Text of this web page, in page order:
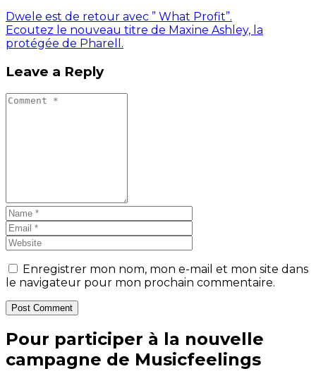
Dwele est de retour avec ” What Profit”.
Ecoutez le nouveau titre de Maxine Ashley, la
protégée de Pharell.
Leave a Reply
Enregistrer mon nom, mon e-mail et mon site dans
le navigateur pour mon prochain commentaire.
Post Comment
Pour participer à la nouvelle
campagne de Musicfeelings